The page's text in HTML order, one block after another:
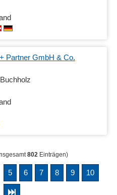
Partner GmbH & Co.
802Einträgen)
5 6 7 8 9 10